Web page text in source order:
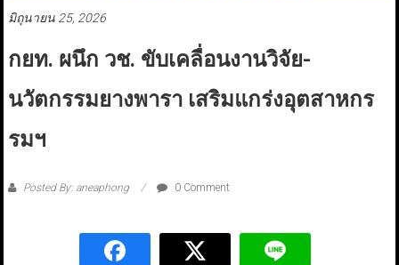
มิถุนายน 25, 2026
กยท. ผนึก วช. ขับเคลื่อนงานวิจัย-
นวัตกรรมยางพารา เสริมแกร่งอุตสาหกร
รมฯ
Posted By: aneaphong 0 Comment